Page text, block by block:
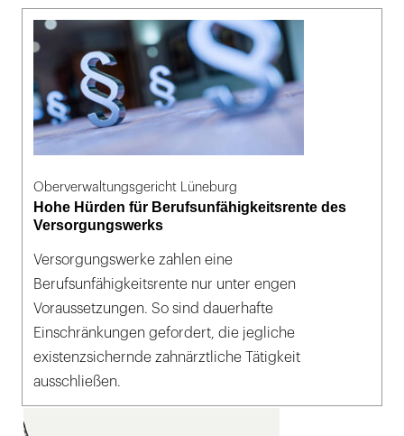
Oberverwaltungsgericht Lüneburg
Hohe Hürden für Berufsunfähigkeitsrente des
Versorgungswerks
Versorgungswerke zahlen eine
Berufsunfähigkeitsrente nur unter engen
Voraussetzungen. So sind dauerhafte
Einschränkungen gefordert, die jegliche
existenzsichernde zahnärztliche Tätigkeit
ausschließen.